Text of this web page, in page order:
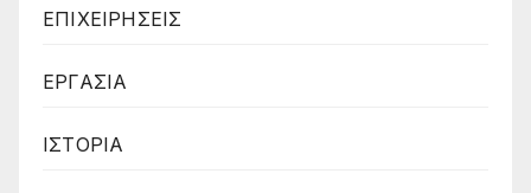
ΕΠΙΧΕΙΡΗΣΕΙΣ
ΕΡΓΑΣΙΑ
ΙΣΤΟΡΙΑ